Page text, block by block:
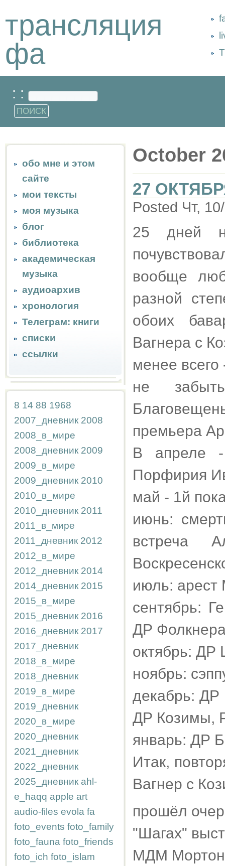
трансляция
фа
: :
обо мне и этом
сайте
мои тексты
моя музыка
блог
библиотека
академическая
музыка
аудиоархив
хронология
Телеграм: книги
списки
ссылки
8 14 88 1968
2007_дневник 2008
2008_в_мире
2008_дневник 2009
2009_в_мире
2009_дневник 2010
2010_в_мире
2010_дневник 2011
2011_в_мире
2011_дневник 2012
2012_в_мире
2012_дневник 2014
2014_дневник 2015
2015_в_мире
2015_дневник 2016
2016_дневник 2017
2017_дневник
2018_в_мире
2018_дневник
2019_в_мире
2019_дневник
2020_в_мире
2020_дневник
2021_дневник
2022_дневник
2025_дневник ahl-
e_haqq apple art
audio-files evola fa
foto_events foto_family
foto_fauna foto_friends
foto_ich foto_islam
October
27
Posted Чт,
25 дней
вообще
разной
обоих
Вагнера с
менее
не
премьера
В апреле -
Порфирия
май - 1й
июнь:
встреча
июль: арест
сентябрь:
ДР
октябрь: ДР
ноябрь:
декабрь: ДР
ДР Козимы,
январь: ДР
Итак,
Вагнер с
прошёл
"Шагах"
МДМ